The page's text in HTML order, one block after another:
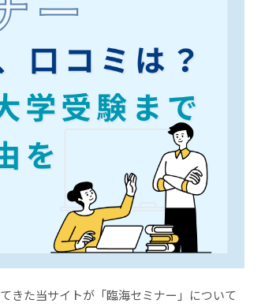
きた当サイトが「臨海セミナー」について